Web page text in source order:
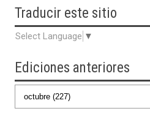
Traducir este sitio
Select Language ▼
Ediciones anteriores